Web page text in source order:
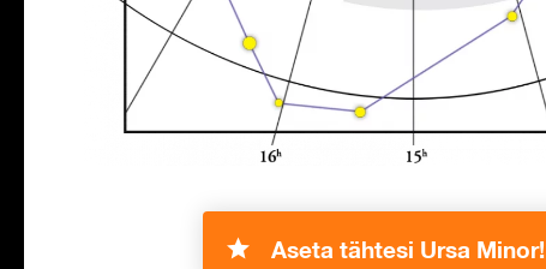
Aseta tähtesi Ursa Minor!